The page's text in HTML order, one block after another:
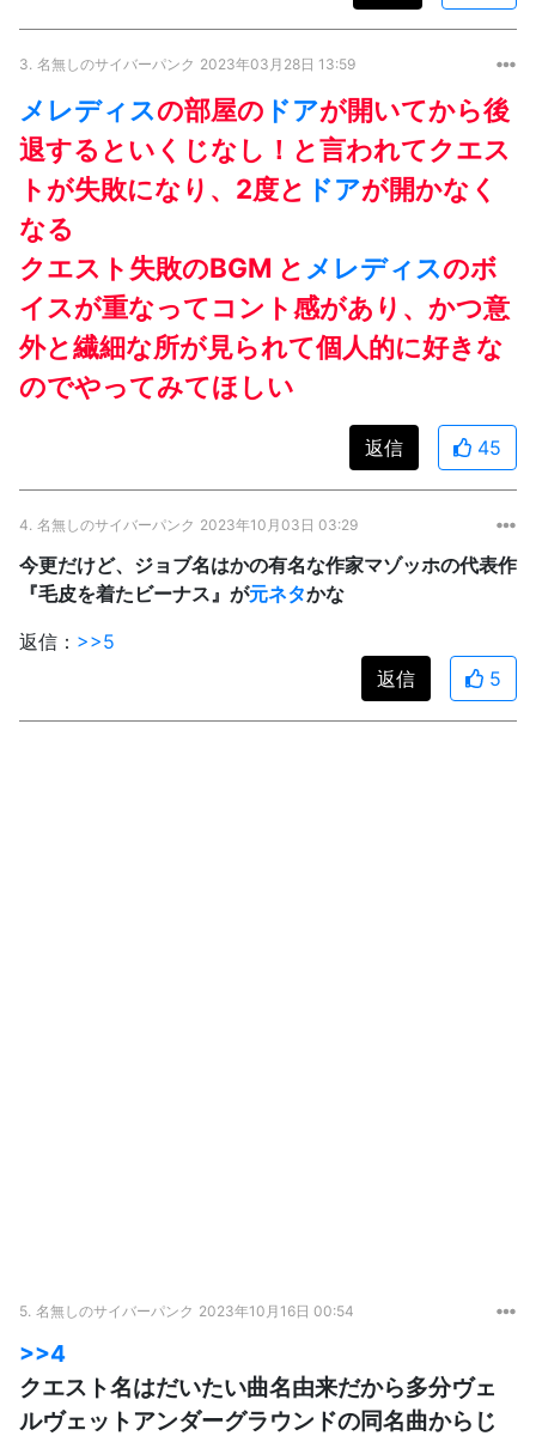
3. 名無しのサイバーパンク 2023年03月28日 13:59
メレディスの部屋の ドアが開いてから後
退するといくじなし！と言われてクエス
トが失敗になり、2度と ドアが開かなく
なる
クエスト失敗のBGM と メレディスのボ
イスが重なってコント感があり、かつ意
外と繊細な所が見られて個人的に好きな
のでやってみてほしい
返信 45
4. 名無しのサイバーパンク 2023年10月03日 03:29
今更だけど、ジョブ名はかの有名な作家マゾッホの代表作
『毛皮を着たビーナス』が元ネタかな
返信： >>5
返信
5
5. 名無しのサイバーパンク 2023年10月16日 00:54
>>4
クエスト名はだいたい曲名由来だから多分ヴェ
ルヴェットアンダーグラウンドの同名曲からじ